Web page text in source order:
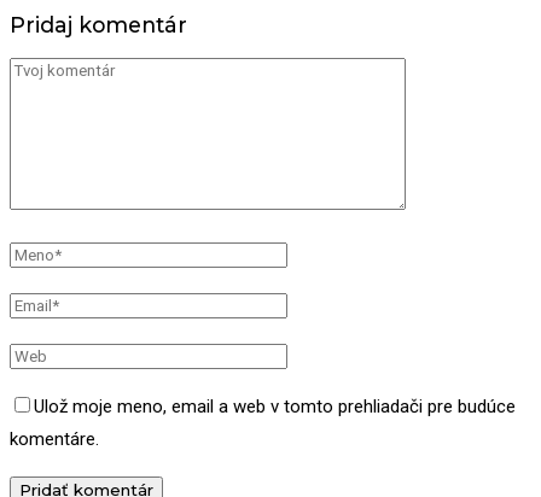
Pridaj komentár
Ulož moje meno, email a web v tomto prehliadači pre budúce
komentáre.